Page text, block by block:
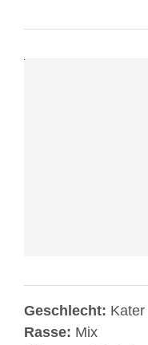
von
Geschlecht: Kater
Rasse: Mix